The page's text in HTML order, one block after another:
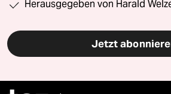
Herausgegeben von Harald
Jetzt